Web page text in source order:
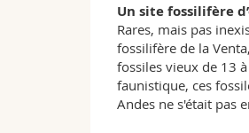
Un site fossilifère
Rares, mais pas
fossilifère de la
fossiles vieux de 13
faunistique, ces
Andes ne s'était pas